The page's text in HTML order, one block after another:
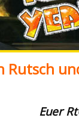
Rutsch
Euer